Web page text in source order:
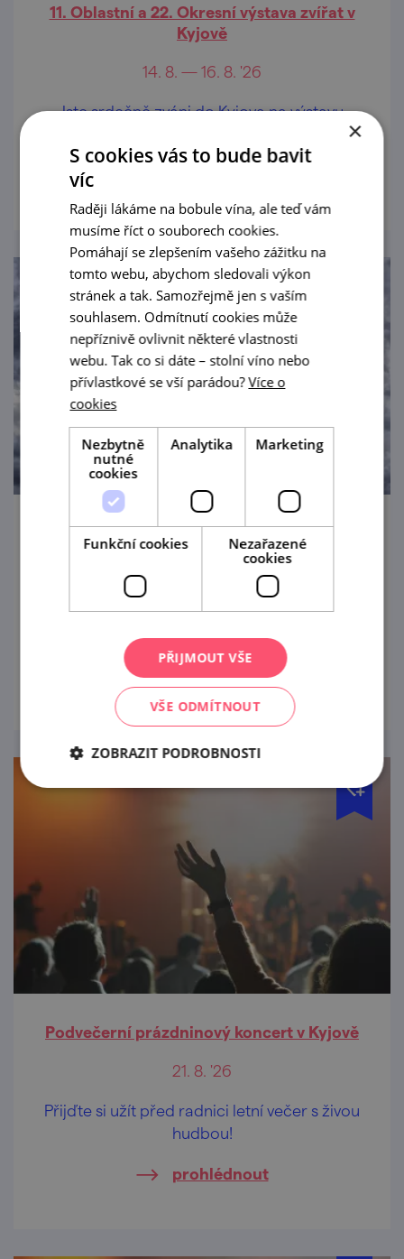
11. Oblastní a 22. Okresní výstava zvířat v
Kyjově
14. 8. — 16. 8. '26
Jste srdečně zváni do Kyjova na výstavu
Výstava portrétů starostů Kyjova
20. 7. — 23. 8. '26
Radniční galerie Kyjov vás srdečně zve na
prohlédnout
Podvečerní prázdninový koncert v Kyjově
21. 8. '26
Přijďte si užít před radnici letní večer s živou
hudbou!
prohlédnout
×
S cookies vás to bude bavit
víc
Raději lákáme na bobule vína, ale teď vám
musíme říct o souborech cookies.
Pomáhají se zlepšením vašeho zážitku na
tomto webu, abychom sledovali výkon
stránek a tak. Samozřejmě jen s vaším
souhlasem. Odmítnutí cookies může
nepříznivě ovlivnit některé vlastnosti
webu. Tak co si dáte – stolní víno nebo
přívlastkové se vší parádou?Více o
cookies
Nezbytně
nutné
cookies
Analytika Marketing
Funkční cookies
Nezařazené
cookies
PŘIJMOUT VŠE
VŠE ODMÍTNOUT
ZOBRAZIT PODROBNOSTI